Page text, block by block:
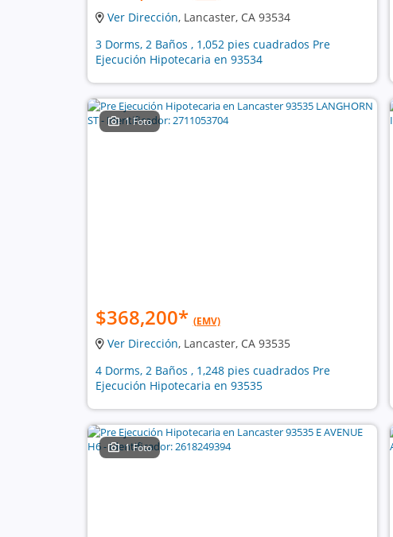
Ver Dirección, Lancaster, CA 93534
3 Dorms, 2 Baños , 1,052 pies cuadrados Pre
Ejecución Hipotecaria en 93534
1 Foto
$368,200* (EMV)
Ver Dirección, Lancaster, CA 93535
4 Dorms, 2 Baños , 1,248 pies cuadrados Pre
Ejecución Hipotecaria en 93535
1 Foto